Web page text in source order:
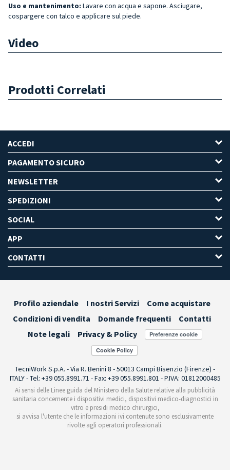
Uso e mantenimento: Lavare con acqua e sapone. Asciugare,
cospargere con talco e applicare sul piede.
Video
Prodotti Correlati
ACCEDI
PAGAMENTO SICURO
NEWSLETTER
SPEDIZIONI
SOCIAL
APP
CONTATTI
Profilo aziendale I nostri Servizi
Come acquistare
Condizioni di vendita
Domande frequenti
Contatti
Note legali
Privacy & Policy Preferenze cookie
TecniWork S.p.A. - Via R. Benini 8 - 50013 Campi Bisenzio (Firenze) -
ITALY - Tel: +39 055.8991.71 - Fax: +39 055.8991.801 - P.IVA: 01812000485
Ai sensi delle Linee guida del Ministero della Salute relative alla pubblicità
sanitaria concernente i dispositivi medici, dispositivi medico-diagnostici in
vitro e presidi medico chirurgici,
si avvisa l'utente che le informazioni ivi contenute sono esclusivamente
rivolte agli operatori professionali.